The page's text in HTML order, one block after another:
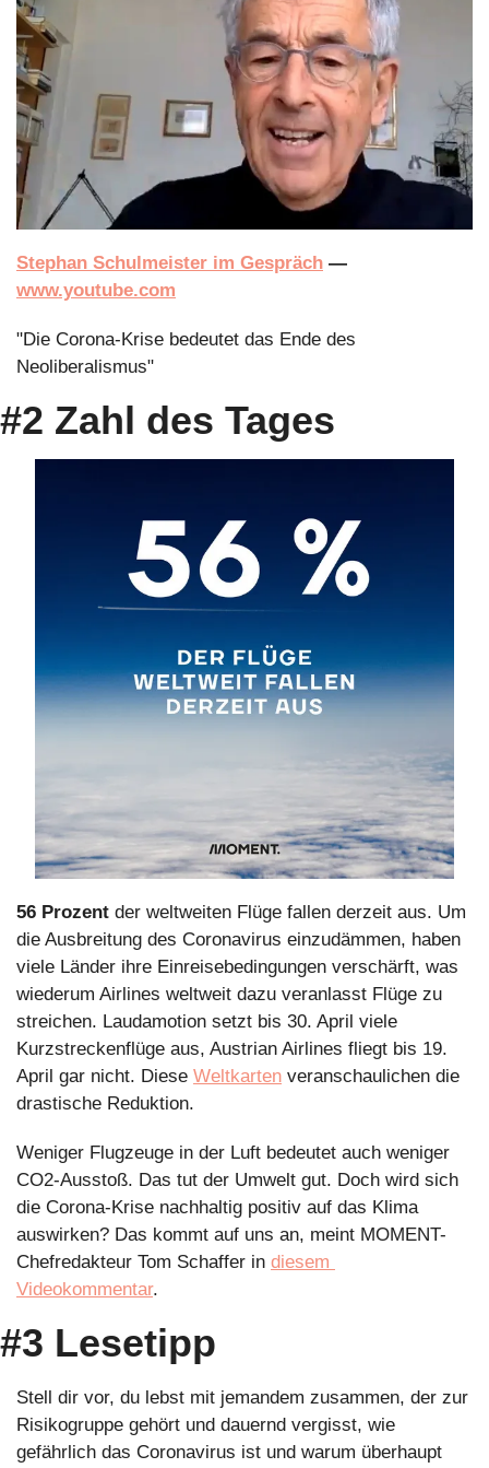
Stephan Schulmeister im Gespräch
www.youtube.com
"Die Corona-Krise bedeutet das Ende des
Neoliberalismus"
#2 Zahl des Tages
56 Prozent der weltweiten Flüge fallen derzeit aus. Um
die Ausbreitung des Coronavirus einzudämmen, haben
viele Länder ihre Einreisebedingungen verschärft, was
wiederum Airlines weltweit dazu veranlasst Flüge zu
streichen. Laudamotion setzt bis 30. April viele
Kurzstreckenflüge aus, Austrian Airlines fliegt bis 19.
April gar nicht. Diese Weltkarten veranschaulichen die
drastische Reduktion.
Weniger Flugzeuge in der Luft bedeutet auch weniger
CO2-Ausstoß. Das tut der Umwelt gut. Doch wird sich
die Corona-Krise nachhaltig positiv auf das Klima
auswirken? Das kommt auf uns an, meint MOMENT-
Chefredakteur Tom Schaffer in diesem
Videokommentar.
#3 Lesetipp
Stell dir vor, du lebst mit jemandem zusammen, der zur
Risikogruppe gehört und dauernd vergisst, wie
gefährlich das Coronavirus ist und warum überhaupt